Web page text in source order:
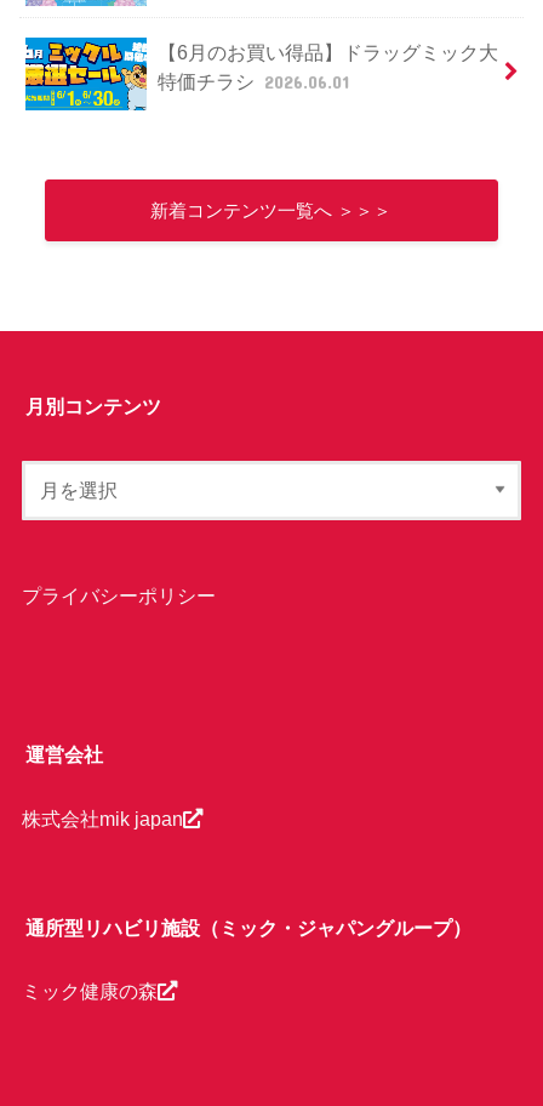
【6月のお買い得品】ドラッグミック大
特価チラシ 2026.06.01
新着コンテンツ一覧へ ＞＞＞
月別コンテンツ
プライバシーポリシー
運営会社
株式会社mik japan
通所型リハビリ施設（ミック・ジャパングループ）
ミック健康の森